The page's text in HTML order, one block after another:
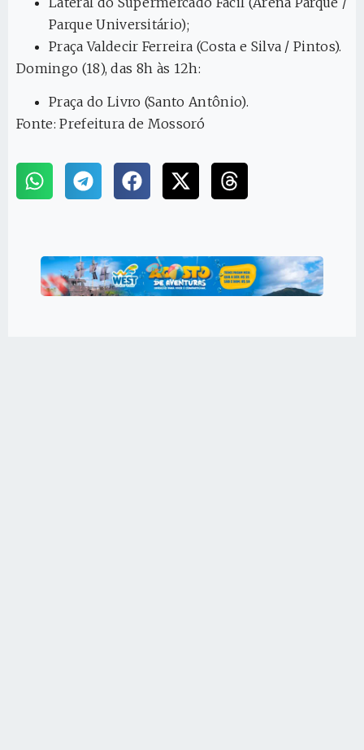
Parque Universitário);
Praça Valdecir Ferreira (Costa e Silva / Pintos).
Domingo (18), das 8h às 12h:
Praça do Livro (Santo Antônio).
Fonte: Prefeitura de Mossoró